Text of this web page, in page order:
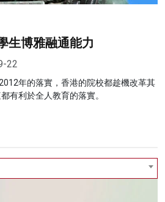
生博雅融通能力
22
年的落實，香港的院校都趁機改革其
有利於全人教育的落實。